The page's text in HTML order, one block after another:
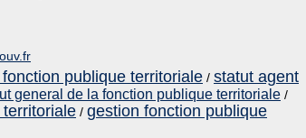
publique territoriale / statut agent
general de la fonction publique territoriale /
/ gestion fonction publique